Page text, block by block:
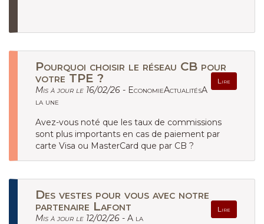
Pourquoi choisir le réseau CB pour
votre TPE ?
Lire
Mis à jour le 16/02/26 - EconomieActualitésA
la une
Avez-vous noté que les taux de commissions
sont plus importants en cas de paiement par
carte Visa ou MasterCard que par CB ?
Des vestes pour vous avec notre
partenaire Lafont
Lire
Mis à jour le 12/02/26 - A la